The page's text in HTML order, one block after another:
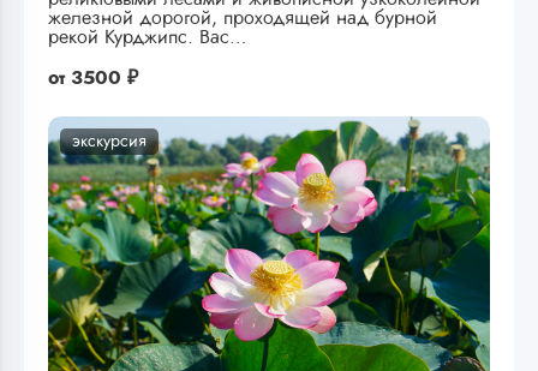
железной дорогой, проходящей над бурной
рекой Курджипс. Вас…
от 3500 ₽
экскурсия